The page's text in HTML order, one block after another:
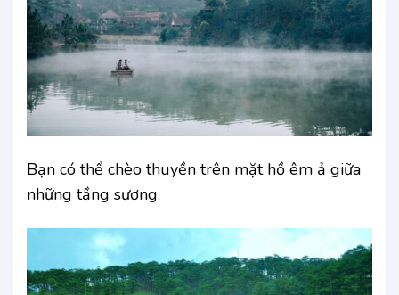
Bạn có thể chèo thuyền trên mặt hồ êm ả giữa
những tầng sương.